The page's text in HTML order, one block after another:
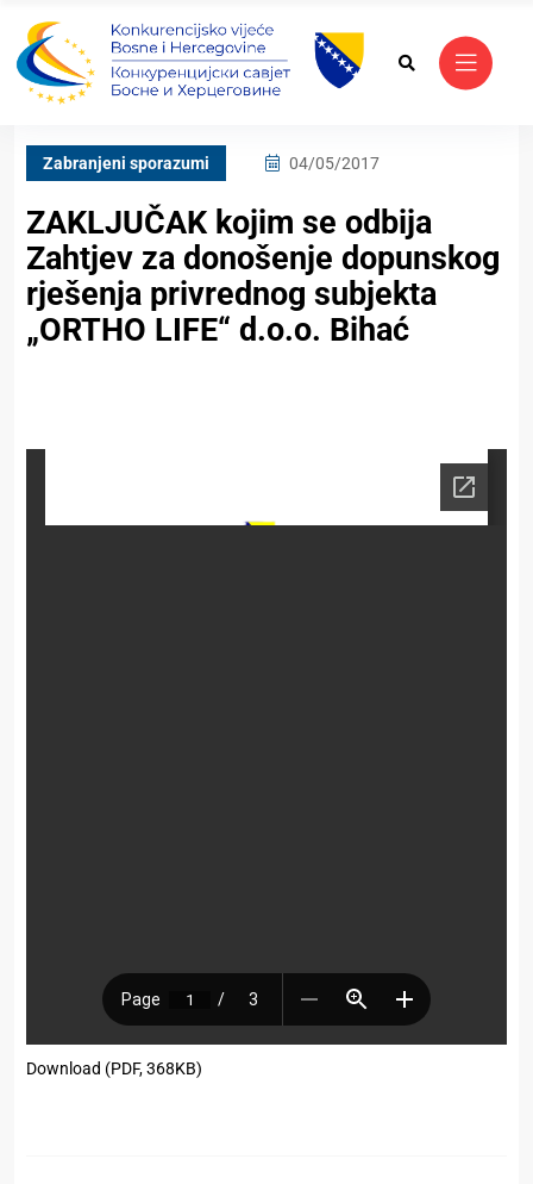
Zabranjeni sporazumi 04/05/2017
ZAKLJUČAK kojim se odbija
Zahtjev za donošenje dopunskog
rješenja privrednog subjekta
„ORTHO LIFE“ d.o.o. Bihać
Download (PDF, 368KB)